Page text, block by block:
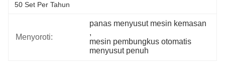
50 Set Per Tahun
Menyoroti:
panas menyusut mesin kemasan
,
mesin pembungkus otomatis
menyusut penuh